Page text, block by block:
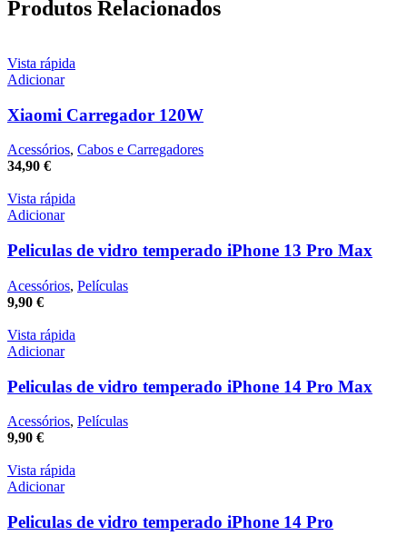
Produtos Relacionados
Vista rápida
Adicionar
Xiaomi Carregador 120W
Acessórios, Cabos e Carregadores
34,90 €
Vista rápida
Adicionar
Peliculas de vidro temperado iPhone 13 Pro Max
Acessórios, Películas
9,90 €
Vista rápida
Adicionar
Peliculas de vidro temperado iPhone 14 Pro Max
Acessórios, Películas
9,90 €
Vista rápida
Adicionar
Peliculas de vidro temperado iPhone 14 Pro